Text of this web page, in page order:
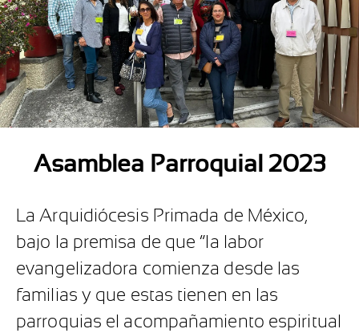
Asamblea Parroquial 2023
La Arquidiócesis Primada de México,
bajo la premisa de que “la labor
evangelizadora comienza desde las
familias y que estas tienen en las
parroquias el acompañamiento espiritual